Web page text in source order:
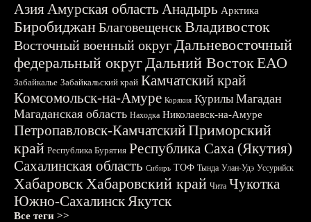
АзияАмурская область Анадырь Арктика
БиробиджанБлаговещенскВладивосток
Восточный военный округДальневосточный
федеральный округДальний ВостокЕАО
Забайкалье Забайкальский край Камчатский край
Комсомольск-на-Амуре Корякия Курилы Магадан
Магаданская область Находка Николаевск-на-Амуре
Петропавловск-КамчатскийПриморский
край Республика Бурятия Республика Саха (Якутия)
Сахалинская область Сибирь ТОФ Тында Улан-Удэ Уссурийск
ХабаровскХабаровский край Чита Чукотка
Южно-СахалинскЯкутск
Все теги >>